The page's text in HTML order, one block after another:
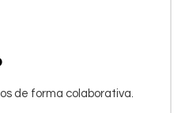
de forma colaborativa.